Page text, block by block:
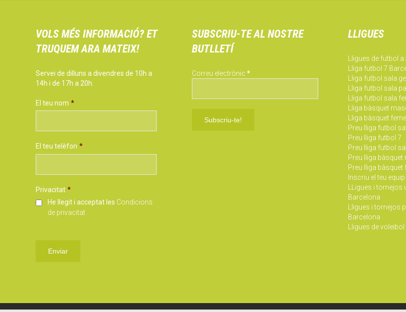
VOLS MÉS INFORMACIÓ? ET
TRUQUEM ARA MATEIX!
Servei de dilluns a divendres de 10h a
14h i de 17h a 20h.
El teu nom *
El teu telèfon *
Privacitat *
He llegit i acceptat les Condicions
de privacitat
SUBSCRIU-TE AL NOSTRE
BUTLLETÍ
Correu electrònic *
LLIGUES
Lligues de futbol
Lliga futbol 7
Lliga futbol sala
Lliga futbol sala
Lliga futbol sala
Lliga bàsquet
Lliga bàsquet
Preu lliga futbol
Preu lliga futbol 7
Preu lliga futbol
Preu lliga bàsquet
Preu lliga bàsquet
Inscriu el teu
LLigues i
Barcelona
Lligues i tornejos
Barcelona
Lligues de